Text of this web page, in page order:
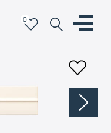
0